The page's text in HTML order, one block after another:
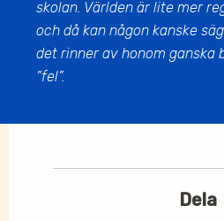
skolan. Världen är lite mer
och då kan någon kanske
det rinner av honom ganska
”fel”.
Dela